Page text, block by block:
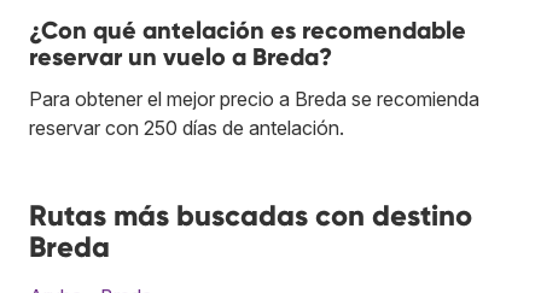
¿Con qué antelación es recomendable
reservar un vuelo a Breda?
Para obtener el mejor precio a Breda se recomienda
reservar con 250 días de antelación.
Rutas más buscadas con destino
Breda